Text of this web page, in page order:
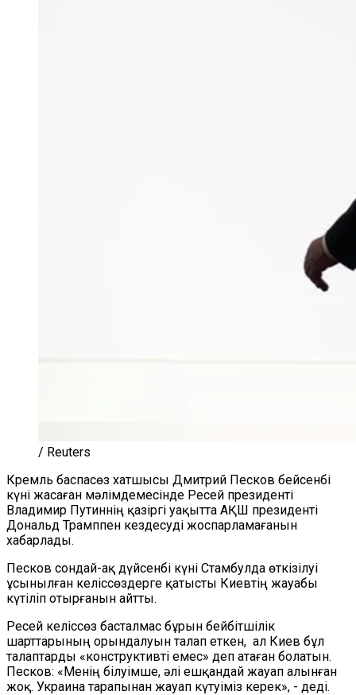
/ Reuters
Кремль баспасөз хатшысы Дмитрий Песков бейсенбі
күні жасаған мәлімдемесінде Ресей президенті
Владимир Путиннің қазіргі уақытта АҚШ президенті
Дональд Трамппен кездесуді жоспарламағанын
хабарлады.
Песков сондай-ақ дүйсенбі күні Стамбулда өткізілуі
ұсынылған келіссөздерге қатысты Киевтің жауабы
күтіліп отырғанын айтты.
Ресей келіссөз басталмас бұрын бейбітшілік
шарттарының орындалуын талап еткен, ал Киев бұл
талаптарды «конструктивті емес» деп атаған болатын.
Песков: «Менің білуімше, әлі ешқандай жауап алынған
жоқ. Украина тарапынан жауап күтуіміз керек», - деді.